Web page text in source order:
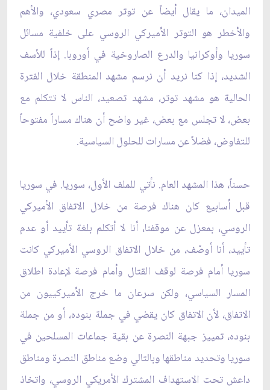
الميدان، ما يقال أيضاً عن توتر مصري سعودي، والأهم
والأخطر هو التوتر الأميركي الروسي على خلفية مسائل
سوريا وأوكرانيا والدرع الصاروخية في أوروبا. إذاً للأسف
الشديد، إذا كنا نريد أن نرسم مشهد المنطقة خلال الفترة
الحالية هو مشهد توتر، مشهد تصعيد، الناس لا تتكلم مع
بعض، لا تجلس مع بعض، غير واضح أن هناك مساراً مفتوحاً
للتفاوض، فضلاً عن مسارات للحلول السياسية.
حسناً، هذا المشهد العام. نأتي للملف الأول، سوريا. في سوريا
قبل أسابيع كان هناك فرصة من خلال الاتفاق الأميركي
الروسي، بمعزل عن موقفنا، أنا لا أتكلم بلغة تأييد أو عدم
تأييد، أنا أوصّف، من خلال الاتفاق الروسي الأميركي كانت
سوريا أمام فرصة لوقف القتال وأمام فرصة لإعادة اطلاق
المسار السياسي، ولكن سرعان ما خرج الأميركييون من
الاتفاق، لأن الاتفاق كان يقضي في جملة بنوده، أو من جملة
بنوده، تمييز جبهة النصرة عن بقية جماعات المسلحين في
سوريا وتحديد مناطقها وبالتالي وضع مناطق النصرة ومناطق
داعش تحت الاستهداف المشترك الأمريكي الروسي، واتخاذ